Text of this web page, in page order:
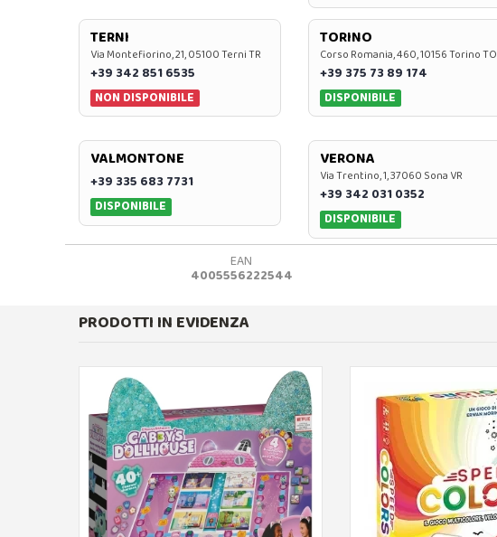
TERNI
Via Montefiorino, 21, 05100 Terni TR
+39 342 851 6535
NON DISPONIBILE
TORINO
Corso Romania, 460, 10156 Torino TO
+39 375 73 89 174
DISPONIBILE
VALMONTONE
+39 335 683 7731
DISPONIBILE
VERONA
Via Trentino, 1, 37060 Sona VR
+39 342 031 0352
DISPONIBILE
EAN
4005556222544
PRODOTTI IN EVIDENZA